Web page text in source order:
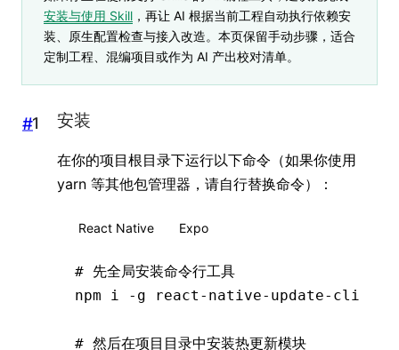
安装与使用 Skill ，再让 AI 根据当前工程自动执行依赖安
装、原生配置检查与接入改造。本页保留手动步骤，适合
定制工程、混编项目或作为 AI 产出校对清单。
# 安装
在你的项目根目录下运行以下命令（如果你使用
yarn 等其他包管理器，请自行替换命令）：
React Native Expo
# 先全局安装命令行工具
npm i -g react-native-update-cli
# 然后在项目目录中安装热更新模块